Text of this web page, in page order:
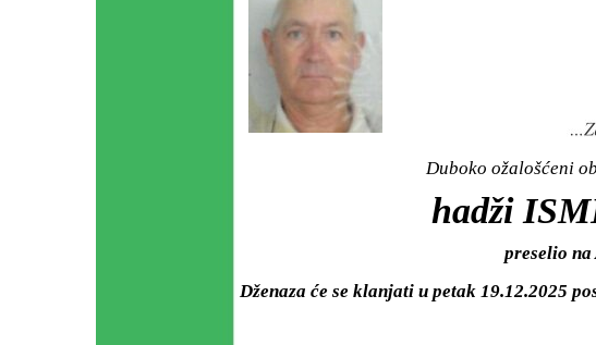
Duboko ožalošćeni
hadži
preselio
Dženaza će se klanjati u petak 19.12.2025